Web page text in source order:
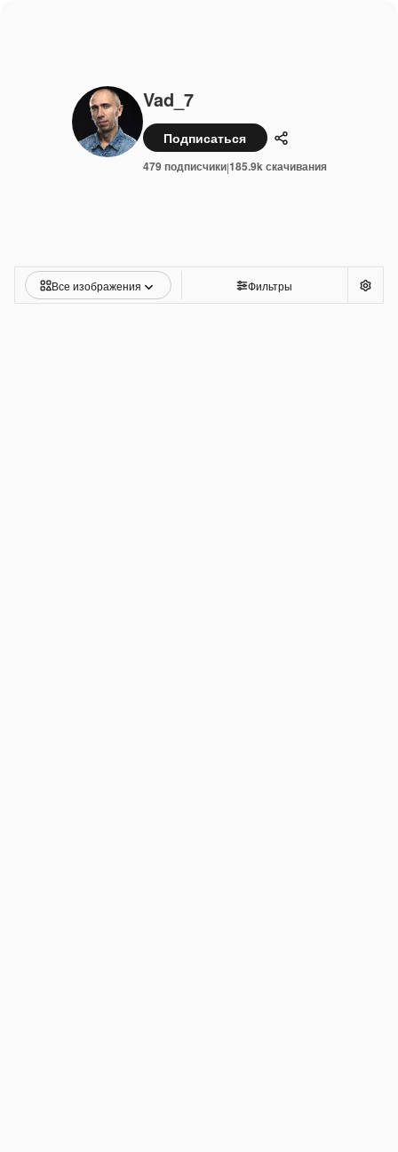
Vad_7
Подписаться Поделиться
479 подписчики|185.9k скачивания
Все изображения Фильтры